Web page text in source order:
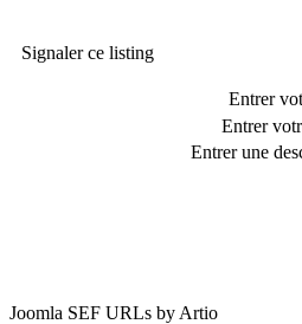
Signaler ce listing
Entrer
Entrer
Entrer une
Joomla SEF URLs by Artio